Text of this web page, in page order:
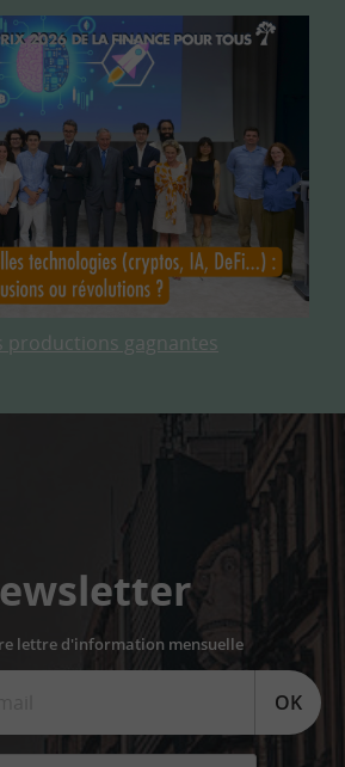
productions gagnantes
lettre d'information mensuelle
OK